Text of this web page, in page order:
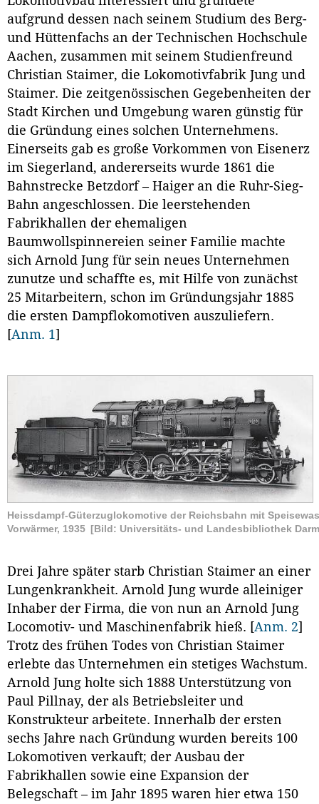
aufgrund dessen nach seinem Studium des Berg-
und Hüttenfachs an der Technischen Hochschule
Aachen, zusammen mit seinem Studienfreund
Christian Staimer, die Lokomotivfabrik Jung und
Staimer. Die zeitgenössischen Gegebenheiten der
Stadt Kirchen und Umgebung waren günstig für
die Gründung eines solchen Unternehmens.
Einerseits gab es große Vorkommen von Eisenerz
im Siegerland, andererseits wurde 1861 die
Bahnstrecke Betzdorf – Haiger an die Ruhr-Sieg-
Bahn angeschlossen. Die leerstehenden
Fabrikhallen der ehemaligen
Baumwollspinnereien seiner Familie machte
sich Arnold Jung für sein neues Unternehmen
zunutze und schaffte es, mit Hilfe von zunächst
25 Mitarbeitern, schon im Gründungsjahr 1885
die ersten Dampflokomotiven auszuliefern.
[Anm. 1]
Heissdampf-Güterzuglokomotive der Reichsbahn mit
Vorwärmer, 1935 [Bild: Universitäts- und Landesbibliothek
Drei Jahre später starb Christian Staimer an einer
Lungenkrankheit. Arnold Jung wurde alleiniger
Inhaber der Firma, die von nun an Arnold Jung
Locomotiv- und Maschinenfabrik hieß. [Anm. 2]
Trotz des frühen Todes von Christian Staimer
erlebte das Unternehmen ein stetiges Wachstum.
Arnold Jung holte sich 1888 Unterstützung von
Paul Pillnay, der als Betriebsleiter und
Konstrukteur arbeitete. Innerhalb der ersten
sechs Jahre nach Gründung wurden bereits 100
Lokomotiven verkauft; der Ausbau der
Fabrikhallen sowie eine Expansion der
Belegschaft – im Jahr 1895 waren hier etwa 150